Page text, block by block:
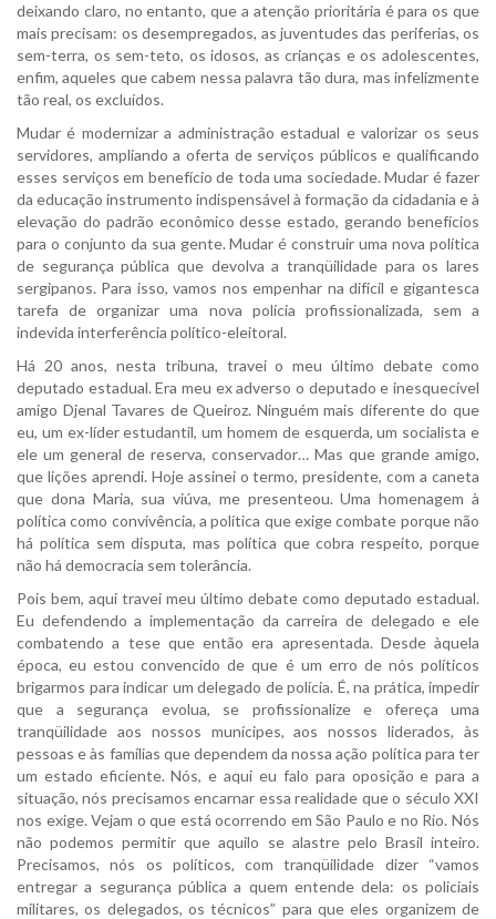
deixando claro, no entanto, que a atenção prioritária é para os que
mais precisam: os desempregados, as juventudes das periferias, os
sem-terra, os sem-teto, os idosos, as crianças e os adolescentes,
enfim, aqueles que cabem nessa palavra tão dura, mas infelizmente
tão real, os excluídos.
Mudar é modernizar a administração estadual e valorizar os seus
servidores, ampliando a oferta de serviços públicos e qualificando
esses serviços em benefício de toda uma sociedade. Mudar é fazer
da educação instrumento indispensável à formação da cidadania e à
elevação do padrão econômico desse estado, gerando benefícios
para o conjunto da sua gente. Mudar é construir uma nova política
de segurança pública que devolva a tranqüilidade para os lares
sergipanos. Para isso, vamos nos empenhar na difícil e gigantesca
tarefa de organizar uma nova polícia profissionalizada, sem a
indevida interferência político-eleitoral.
Há 20 anos, nesta tribuna, travei o meu último debate como
deputado estadual. Era meu ex adverso o deputado e inesquecível
amigo Djenal Tavares de Queiroz. Ninguém mais diferente do que
eu, um ex-líder estudantil, um homem de esquerda, um socialista e
ele um general de reserva, conservador… Mas que grande amigo,
que lições aprendi. Hoje assinei o termo, presidente, com a caneta
que dona Maria, sua viúva, me presenteou. Uma homenagem à
política como convivência, a política que exige combate porque não
há política sem disputa, mas política que cobra respeito, porque
não há democracia sem tolerância.
Pois bem, aqui travei meu último debate como deputado estadual.
Eu defendendo a implementação da carreira de delegado e ele
combatendo a tese que então era apresentada. Desde àquela
época, eu estou convencido de que é um erro de nós políticos
brigarmos para indicar um delegado de polícia. É, na prática, impedir
que a segurança evolua, se profissionalize e ofereça uma
tranqüilidade aos nossos munícipes, aos nossos liderados, às
pessoas e às famílias que dependem da nossa ação política para ter
um estado eficiente. Nós, e aqui eu falo para oposição e para a
situação, nós precisamos encarnar essa realidade que o século XXI
nos exige. Vejam o que está ocorrendo em São Paulo e no Rio. Nós
não podemos permitir que aquilo se alastre pelo Brasil inteiro.
Precisamos, nós os políticos, com tranqüilidade dizer “vamos
entregar a segurança pública a quem entende dela: os policiais
militares, os delegados, os técnicos” para que eles organizem de